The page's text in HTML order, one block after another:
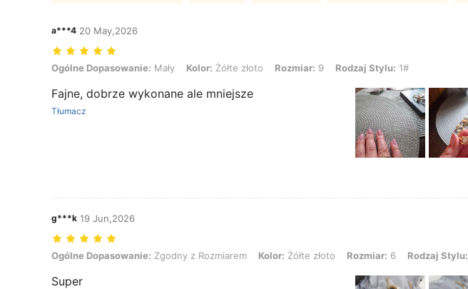
a***4 20 May,2026
Ogólne Dopasowanie: Mały, Kolor: Żółte złoto, Rozmiar: 9, Rodzaj Stylu: 1#
Ogólne Dopasowanie: Mały Kolor: Żółte złoto Rozmiar: 9 Rodzaj Stylu: 1#
Fajne, dobrze wykonane ale mniejsze
Tłumacz
g***k 19 Jun,2026
Ogólne Dopasowanie: Zgodny z Rozmiarem, Kolor: Żółte złoto, Rozmiar: 6, Rodzaj Stylu: 1#
Ogólne Dopasowanie: Zgodny z Rozmiarem Kolor: Żółte złoto Rozmiar: 6 Rodzaj Stylu:
Super